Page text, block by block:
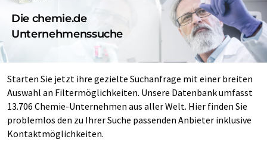
Die chemie.de
Unternehmenssuche
Starten Sie jetzt ihre gezielte Suchanfrage mit einer breiten
Auswahl an Filtermöglichkeiten. Unsere Datenbank umfasst
13.706 Chemie-Unternehmen aus aller Welt. Hier finden Sie
problemlos den zu Ihrer Suche passenden Anbieter inklusive
Kontaktmöglichkeiten.